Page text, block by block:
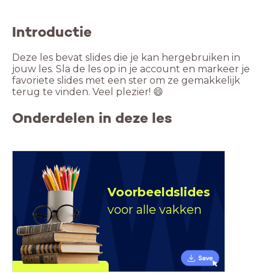
Introductie
Deze les bevat slides die je kan hergebruiken in
jouw les. Sla de les op in je account en markeer je
favoriete slides met een ster om ze gemakkelijk
terug te vinden. Veel plezier! 😄
Onderdelen in deze les
Voorbeeldslides
voor alle vakken